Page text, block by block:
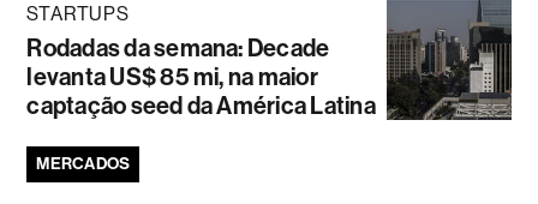
STARTUPS
Rodadas da semana: Decade
levanta US$ 85 mi, na maior
captação seed da América Latina
MERCADOS